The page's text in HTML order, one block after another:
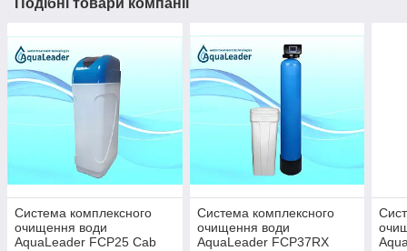
Система комплексного
очищення води
AquaLeader FCP25 Cab
Система комплексного
очищення води
AquaLeader FCP37RX